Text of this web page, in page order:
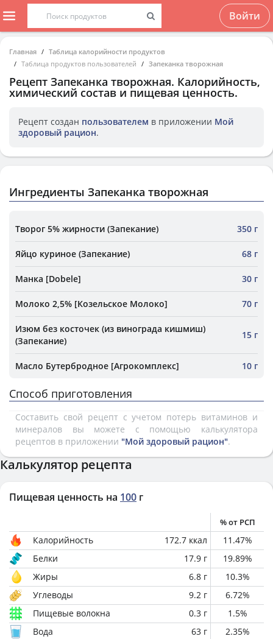
Войти
Главная
Таблица калорийности продуктов
Таблица продуктов пользователей
Запеканка творожная
Рецепт Запеканка творожная. Калорийность,
химический состав и пищевая ценность.
Рецепт создан пользователем в приложении Мой
здоровый рацион.
Ингредиенты Запеканка творожная
Творог 5% жирности (Запекание) 350 г
Яйцо куриное (Запекание) 68 г
Манка [Dobele] 30 г
Молоко 2,5% [Козельское Молоко] 70 г
Изюм без косточек (из винограда кишмиш)
(Запекание)
15 г
Масло Бутербродное [Агрокомплекс] 10 г
Способ приготовления
Составить свой рецепт с учетом потерь витаминов и
минералов вы можете с помощью калькулятора
рецептов в приложении "Мой здоровый рацион".
Калькулятор рецепта
Пищевая ценность на 100 г
% от РСП
Калорийность 172.7 ккал 11.47%
Белки
17.9 г 19.89%
Жиры
6.8 г 10.3%
Углеводы
9.2 г 6.72%
Пищевые волокна
0.3 г 1.5%
Вода
63 г 2.35%